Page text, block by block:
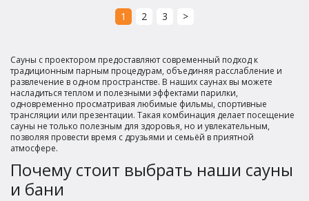
1 2 3 >
Сауны с проектором предоставляют современный подход к
традиционным парным процедурам, объединяя расслабление и
развлечение в одном пространстве. В наших саунах вы можете
насладиться теплом и полезными эффектами парилки,
одновременно просматривая любимые фильмы, спортивные
трансляции или презентации. Такая комбинация делает посещение
сауны не только полезным для здоровья, но и увлекательным,
позволяя провести время с друзьями и семьёй в приятной
атмосфере.
Почему стоит выбрать наши сауны
и бани